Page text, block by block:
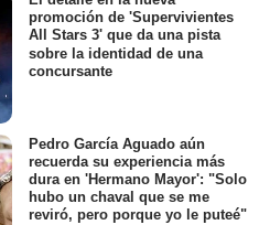
promoción de 'Supervivientes
All Stars 3' que da una pista
sobre la identidad de una
concursante
Pedro García Aguado aún
recuerda su experiencia más
dura en 'Hermano Mayor': "Solo
hubo un chaval que se me
reviró, pero porque yo le puteé"